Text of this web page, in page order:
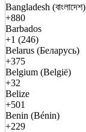
Bangladesh (বাংলাদেশ)
+880
Barbados
+1 (246)
Belarus (Беларусь)
+375
Belgium (België)
+32
Belize
+501
Benin (Bénin)
+229